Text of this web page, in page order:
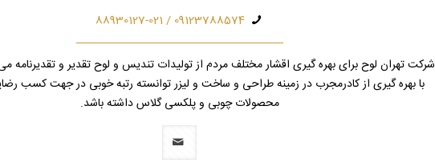
09123788574 / 88930127-021
شرکت تهران لوح برای بهره گیری اقشار مختلف مردم از تولیدات تندیس و لوح تقدیر و تقدیرنامه
با بهره گیری از کادرمجرب در زمینه طراحی و ساخت و لیزر توانسته رتبه خوبی در جهت کسب
محصولات چوبی و پلکسی گلاس داشته باشد.